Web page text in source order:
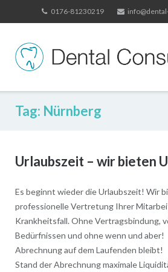
to
0176-81230219
Tag: Nürnberg
Urlaubszeit – wir bieten
Es beginnt wieder die Urlaubszeit! Wir
professionelle Vertretung Ihrer
Krankheitsfall. Ohne Vertragsbindung,
Bedürfnissen und ohne wenn und
Abrechnung auf dem Laufenden
Stand der Abrechnung maximale